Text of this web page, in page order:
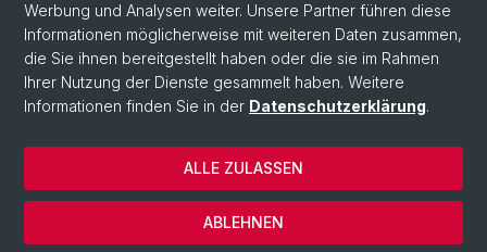
Kantonsspital Baselland
Universitäre Altersmedizin Felix Platter
Werbung und Analysen weiter. Unsere Partner führen diese
Informationen möglicherweise mit weiteren Daten zusammen,
die Sie ihnen bereitgestellt haben oder die sie im Rahmen
Ihrer Nutzung der Dienste gesammelt haben. Weitere
Informationen finden Sie in der Datenschutzerklärung.
ABLEHNEN
ALLE ZULASSEN